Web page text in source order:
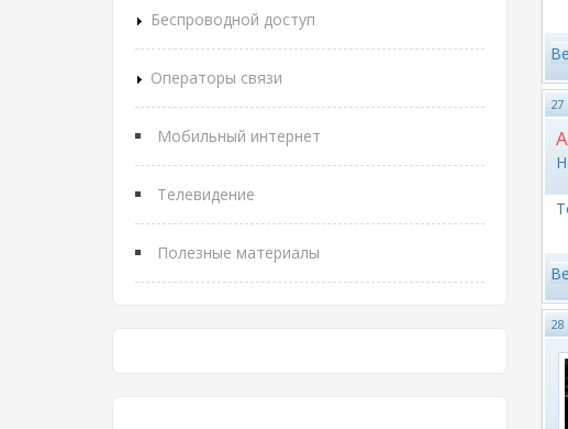
Беспроводной доступ
Операторы связи
Мобильный интернет
Телевидение
Полезные материалы
27
28